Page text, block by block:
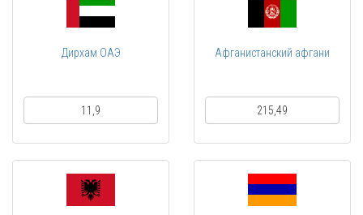
Дирхам ОАЭ
11,9
Афганистанский афгани
215,49